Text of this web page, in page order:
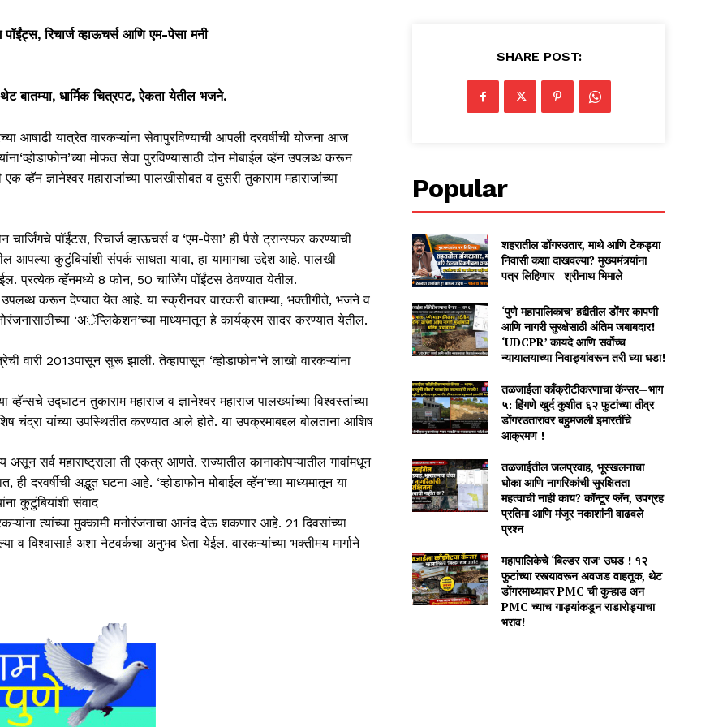
पॉईंट्स, रिचार्ज व्हाऊचर्स आणि एम-पेसा मनी
थेट बातम्या, धार्मिक चित्रपट, ऐकता येतील भजने.
आषाढी यात्रेत वारकऱ्यांना सेवापुरविण्याची आपली दरवर्षीची योजना आज
मोफत सेवा पुरविण्यासाठी दोन मोबाईल व्हॅन उपलब्ध करून
व्हॅन ज्ञानेश्वर महाराजांच्या पालखीसोबत व दुसरी तुकाराम महाराजांच्या
चार्जिंगचे पॉईंटस, रिचार्ज व्हाऊचर्स व ‘एम-पेसा’ ही पैसे ट्रान्स्फर करण्याची
आपल्या कुटुंबियांशी संपर्क साधता यावा, हा यामागचा उद्देश आहे. पालखी
प्रत्येक व्हॅनमध्ये 8 फोन, 50 चार्जिंग पॉईंटस ठेवण्यात येतील.
उपलब्ध करून देण्यात येत आहे. या स्क्रीनवर वारकरी बातम्या, भक्तीगीते, भजने व
‘अॅप्लिकेशन’च्या माध्यमातून हे कार्यक्रम सादर करण्यात येतील.
वारी 2013पासून सुरू झाली. तेव्हापासून ‘व्होडाफोन’ने लाखो वारकऱ्यांना
उद्घाटन तुकाराम महाराज व ज्ञानेश्वर महाराज पालख्यांच्या विश्वस्तांच्या
चंद्रा यांच्या उपस्थितीत करण्यात आले होते. या उपक्रमाबद्दल बोलताना आशिष
असून सर्व महाराष्ट्राला ती एकत्र आणते. राज्यातील कानाकोपऱ्यातील गावांमधून
दरवर्षीची अद्भूत घटना आहे. ‘व्होडाफोन मोबाईल व्हॅन’च्या माध्यमातून या
कुटुंबियांशी संवाद
त्यांच्या मुक्कामी मनोरंजनाचा आनंद देऊ शकणार आहे. 21 दिवसांच्या
व विश्वासार्ह अशा नेटवर्कचा अनुभव घेता येईल. वारकऱ्यांच्या भक्तीमय मार्गाने
SHARE POST:
Popular
शहरातील डोंगरउतार, माथे आणि टेकड्या
निवासी कशा दाखवल्या? मुख्यमंत्र्यांना
पत्र लिहिणार—श्रीनाथ भिमाले
‘पुणे महापालिकाच’ हद्दीतील डोंगर कापणी
आणि नागरी सुरक्षेसाठी अंतिम जबाबदार!
‘UDCPR’ कायदे आणि सर्वोच्च
न्यायालयाच्या निवाड्यांवरून तरी घ्या धडा!
तळजाईला काँक्रीटीकरणाचा कॅन्सर—भाग
५: हिंगणे खुर्द कुशीत ६२ फुटांच्या तीव्र
डोंगरउतारावर बहुमजली इमारतींचे
आक्रमण !
तळजाईतील जलप्रवाह, भूस्खलनाचा
धोका आणि नागरिकांची सुरक्षितता
महत्वाची नाही काय? कॉन्टूर प्लॅन, उपग्रह
प्रतिमा आणि मंजूर नकाशांनी वाढवले
प्रश्न
महापालिकेचे ‘बिल्डर राज’ उघड ! १२
फुटांच्या रस्त्यावरून अवजड वाहतूक, थेट
डोंगरमाथ्यावर PMC ची कुऱ्हाड अन
PMC च्याच गाड्यांकडून राडारोड्याचा
भराव!